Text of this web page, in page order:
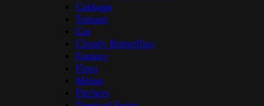
Cabbage
Tomato
Cat
Cloudy Butterflies
Fantasy
Flora
Melon
Pitchers